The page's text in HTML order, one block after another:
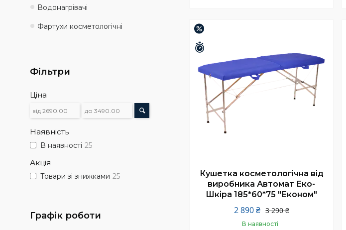
Кушетка косметологічна від
виробника Автомат Еко-
Шкіра 185*60*75 "Економ"
3 290 ₴
2 890 ₴
В наявності
Водонагрівачі
Фартухи косметологічні
Фільтри
Ціна
Наявність
В наявності 25
Акція
Товари зі знижками 25
Графік роботи